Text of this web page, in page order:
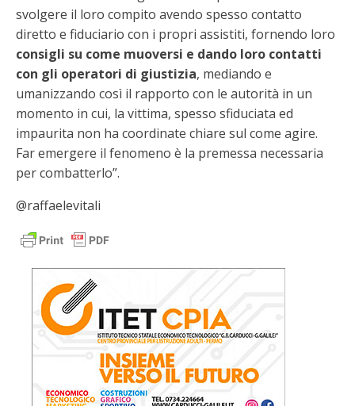
svolgere il loro compito avendo spesso contatto
diretto e fiduciario con i propri assistiti, fornendo loro
consigli su come muoversi e dando loro contatti
con gli operatori di giustizia, mediando e
umanizzando così il rapporto con le autorità in un
momento in cui, la vittima, spesso sfiduciata ed
impaurita non ha coordinate chiare sul come agire.
Far emergere il fenomeno è la premessa necessaria
per combatterlo”.
@raffaelevitali